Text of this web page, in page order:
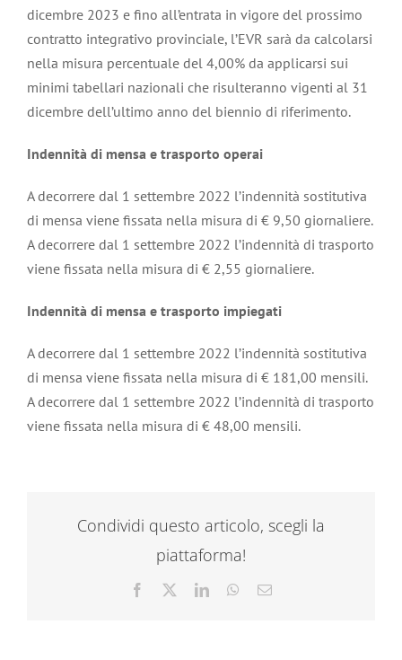
dicembre 2023 e fino all’entrata in vigore del prossimo
contratto integrativo provinciale, l’EVR sarà da calcolarsi
nella misura percentuale del 4,00% da applicarsi sui
minimi tabellari nazionali che risulteranno vigenti al 31
dicembre dell’ultimo anno del biennio di riferimento.
Indennità di mensa e trasporto operai
A decorrere dal 1 settembre 2022 l’indennità sostitutiva
di mensa viene fissata nella misura di € 9,50 giornaliere.
A decorrere dal 1 settembre 2022 l’indennità di trasporto
viene fissata nella misura di € 2,55 giornaliere.
Indennità di mensa e trasporto impiegati
A decorrere dal 1 settembre 2022 l’indennità sostitutiva
di mensa viene fissata nella misura di € 181,00 mensili.
A decorrere dal 1 settembre 2022 l’indennità di trasporto
viene fissata nella misura di € 48,00 mensili.
Condividi questo articolo, scegli la
piattaforma!
Facebook LinkedInWhatsApp
Email